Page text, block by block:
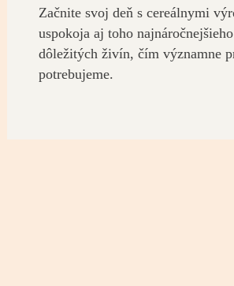
Začnite svoj deň s cereálnymi
uspokoja aj toho
dôležitých živín, čím významne
potrebujeme.